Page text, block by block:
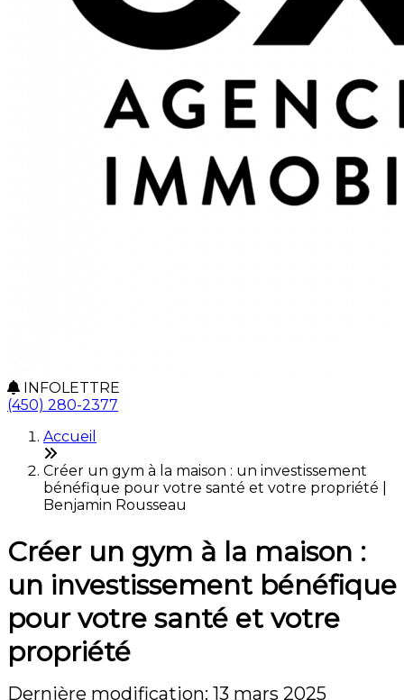
INFOLETTRE
(450) 280-2377
Accueil
Créer un gym à la maison : un investissement
bénéfique pour votre santé et votre propriété |
Benjamin Rousseau
Créer un gym à la maison :
un investissement bénéfique
pour votre santé et votre
propriété
Dernière modification: 13 mars 2025